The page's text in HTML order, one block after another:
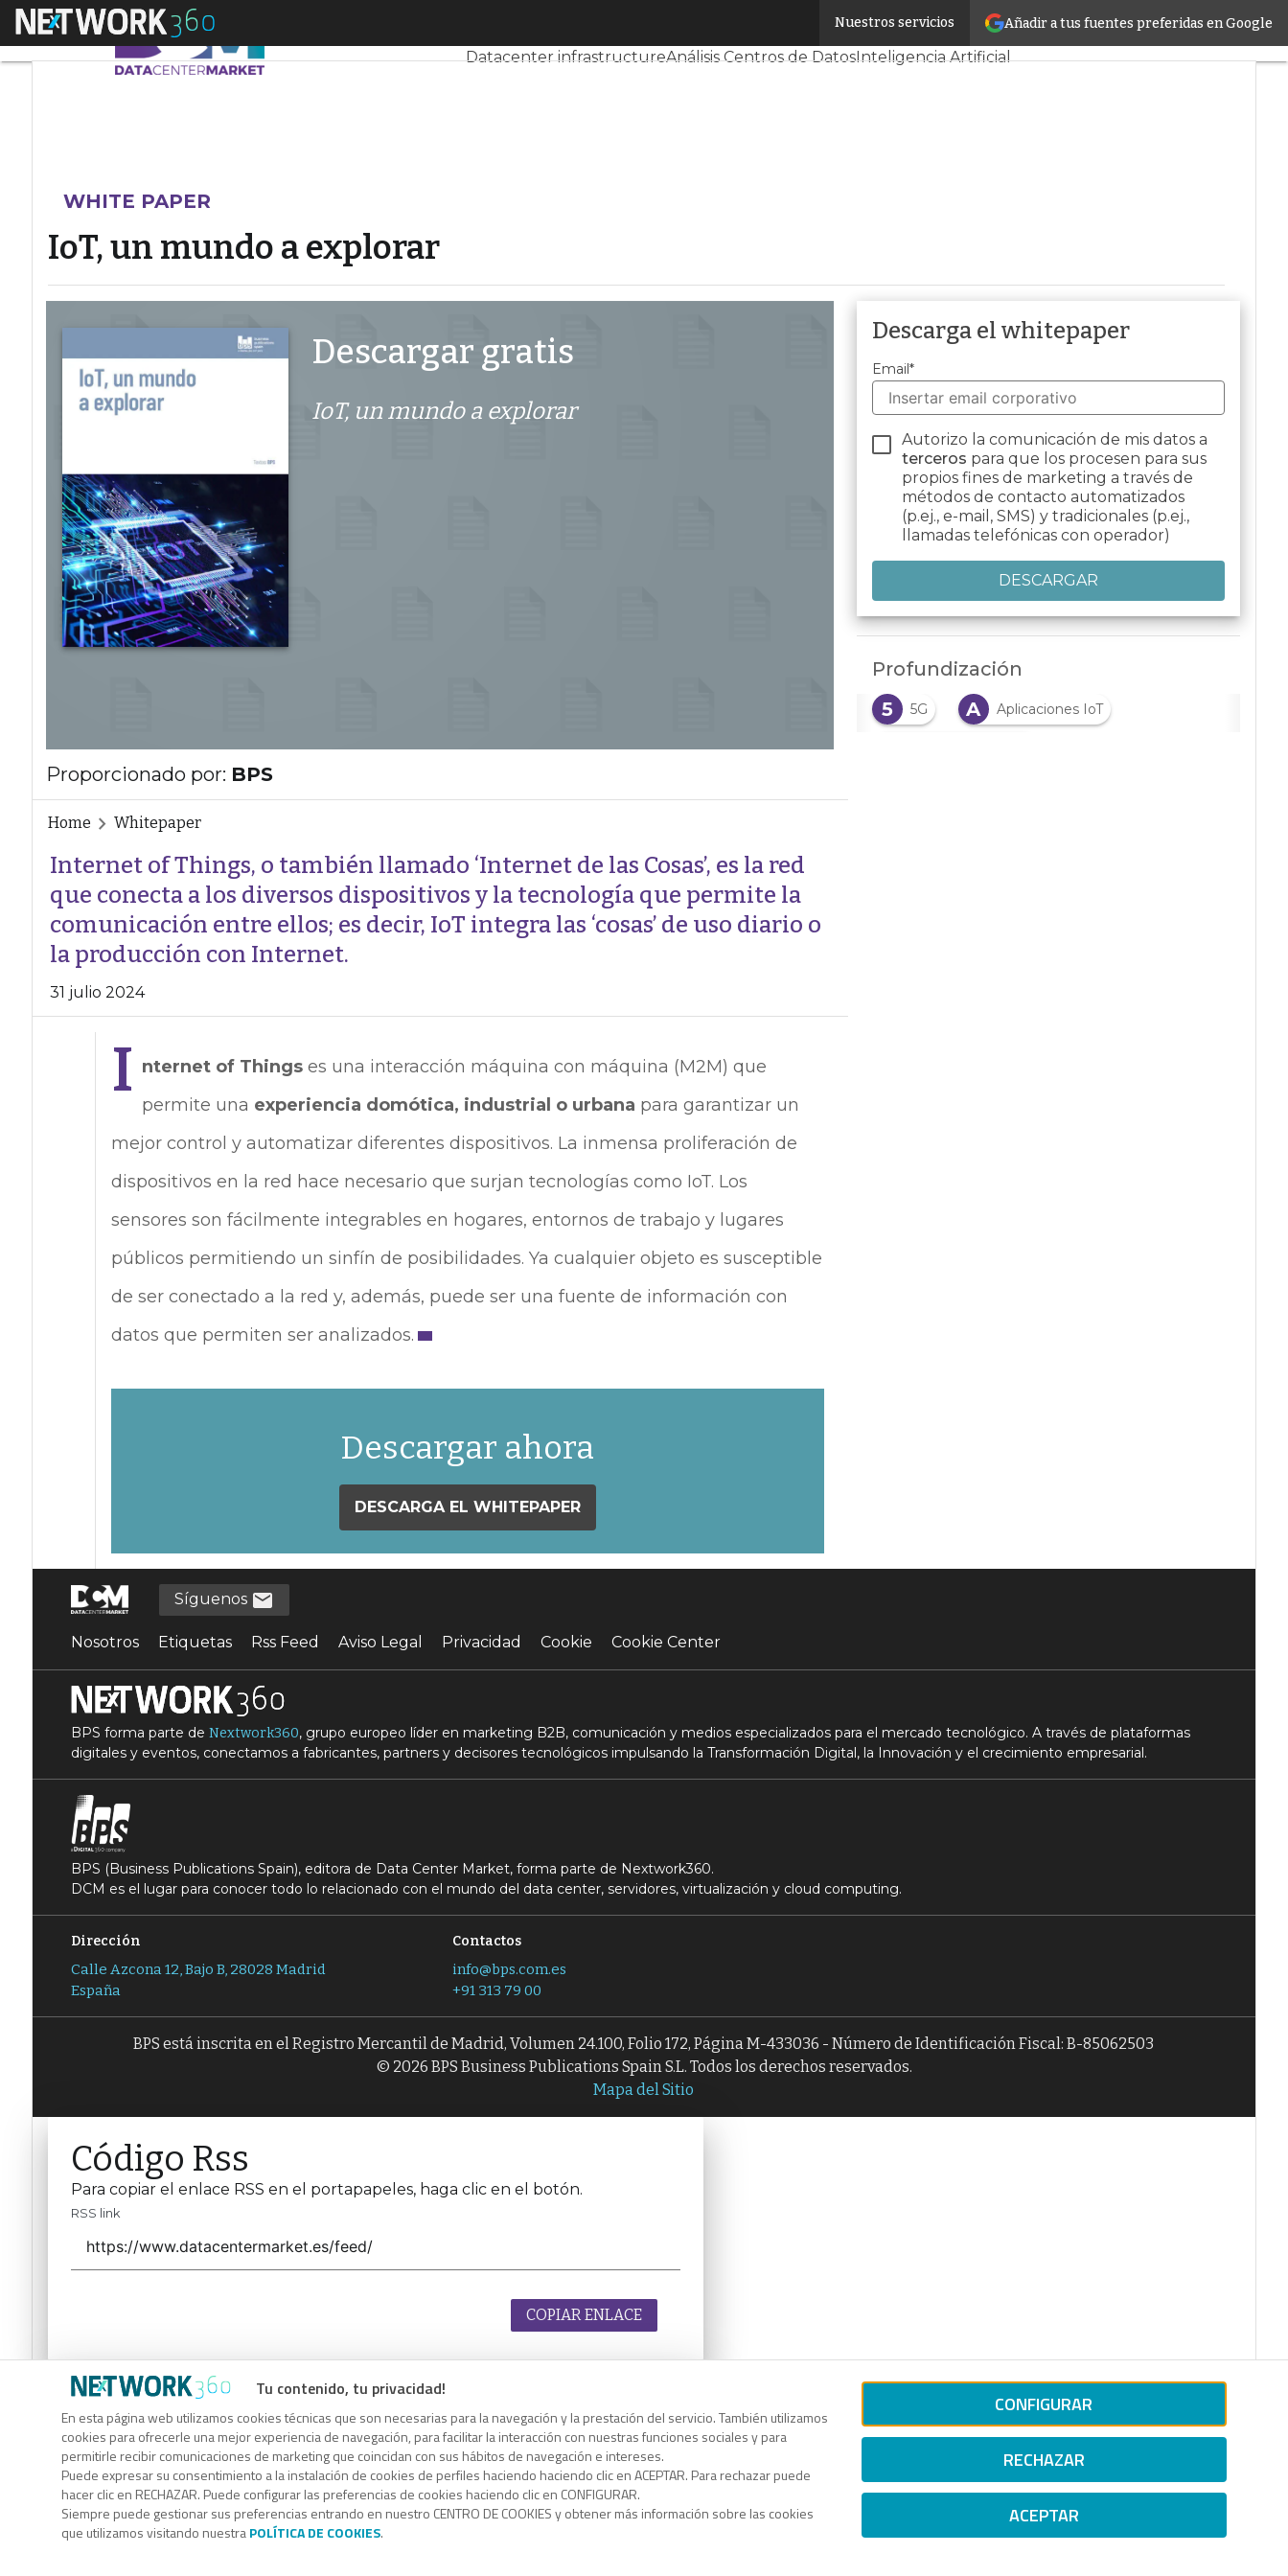
Añadir a tus fuentes preferidas en Google
Nuestros servicios
Menú SostenibilidadTendencias TI
Datacenter infrastructureAnálisis Centros de DatosInteligencia Artificial
WHITE PAPER
IoT, un mundo a explorar
Descargar gratis
IoT, un mundo a explorar
Proporcionado por: BPS
Home Whitepaper
Internet of Things, o también llamado ‘Internet de las Cosas’, es la red
que conecta a los diversos dispositivos y la tecnología que permite la
comunicación entre ellos; es decir, IoT integra las ‘cosas’ de uso diario o
la producción con Internet.
31 julio 2024
I nternet of Things es una interacción máquina con máquina (M2M) que
permite una experiencia domótica, industrial o urbana para garantizar un
mejor control y automatizar diferentes dispositivos. La inmensa proliferación de
dispositivos en la red hace necesario que surjan tecnologías como IoT. Los
sensores son fácilmente integrables en hogares, entornos de trabajo y lugares
públicos permitiendo un sinfín de posibilidades. Ya cualquier objeto es susceptible
de ser conectado a la red y, además, puede ser una fuente de información con
datos que permiten ser analizados.
Descargar ahora
DESCARGA EL WHITEPAPER
Descarga el whitepaper
Email*
Autorizo la comunicación de mis datos a
terceros para que los procesen para sus
propios fines de marketing a través de
métodos de contacto automatizados
(p.ej., e-mail, SMS) y tradicionales (p.ej.,
llamadas telefónicas con operador)
Profundización
5
5G A Aplicaciones IoT
Tu contenido, tu privacidad!
En esta página web utilizamos cookies técnicas que son necesarias para la navegación y la prestación del servicio. También utilizamos
cookies para ofrecerle una mejor experiencia de navegación, para facilitar la interacción con nuestras funciones sociales y para
permitirle recibir comunicaciones de marketing que coincidan con sus hábitos de navegación e intereses.
Puede expresar su consentimiento a la instalación de cookies de perfiles haciendo haciendo clic en ACEPTAR. Para rechazar puede
hacer clic en RECHAZAR. Puede configurar las preferencias de cookies haciendo clic en CONFIGURAR.
Siempre puede gestionar sus preferencias entrando en nuestro CENTRO DE COOKIES y obtener más información sobre las cookies
que utilizamos visitando nuestraPOLÍTICA DE COOKIES.
CONFIGURAR
RECHAZAR
ACEPTAR
Síguenos
Nosotros Etiquetas Rss Feed Aviso Legal Privacidad Cookie Cookie Center
BPS forma parte de Nextwork360, grupo europeo líder en marketing B2B, comunicación y medios especializados para el mercado tecnológico. A través de plataformas
digitales y eventos, conectamos a fabricantes, partners y decisores tecnológicos impulsando la Transformación Digital, la Innovación y el crecimiento empresarial.
BPS (Business Publications Spain), editora de Data Center Market, forma parte de Nextwork360.
DCM es el lugar para conocer todo lo relacionado con el mundo del data center, servidores, virtualización y cloud computing.
Dirección
Calle Azcona 12, Bajo B, 28028 Madrid
España
Contactos
info@bps.com.es
+91 313 79 00
BPS está inscrita en el Registro Mercantil de Madrid, Volumen 24.100, Folio 172, Página M-433036 - Número de Identificación Fiscal: B-85062503
© 2026 BPS Business Publications Spain S.L. Todos los derechos reservados.
Mapa del Sitio
Código Rss
Para copiar el enlace RSS en el portapapeles, haga clic en el botón.
RSS link
COPIAR ENLACE
Código Rss
Para copiar el enlace RSS en el portapapeles, haga clic en el botón.
RSS link